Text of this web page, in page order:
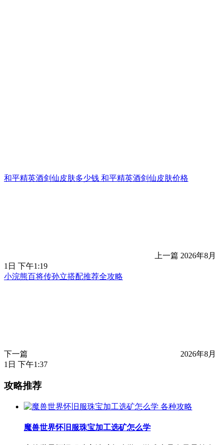
和平精英酒剑仙皮肤多少钱 和平精英酒剑仙皮肤价格
上一篇 2026年8月
1日 下午1:19
小浣熊百将传孙立搭配推荐全攻略
下一篇
2026年8月
1日 下午1:37
攻略推荐
各种攻略
魔兽世界怀旧服珠宝加工选矿怎么学